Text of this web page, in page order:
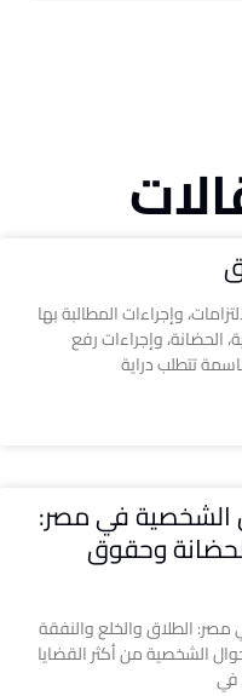
وإجراءات المطالبة بها
الحضانة، وإجراءات رفع
تتطلب دراية
الشخصية في مصر:
وحقوق
الطلاق والخلع والنفقة
الشخصية من أكثر القضايا
في